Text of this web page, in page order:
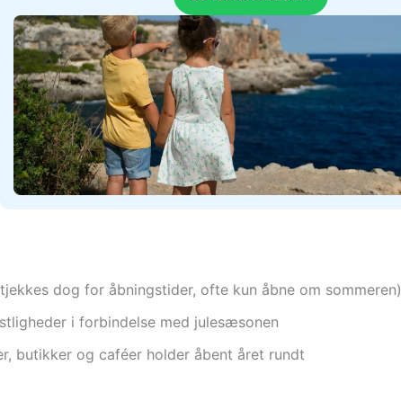
dog for åbningstider, ofte kun åbne om sommeren)
i forbindelse med julesæsonen
butikker og caféer holder åbent året rundt